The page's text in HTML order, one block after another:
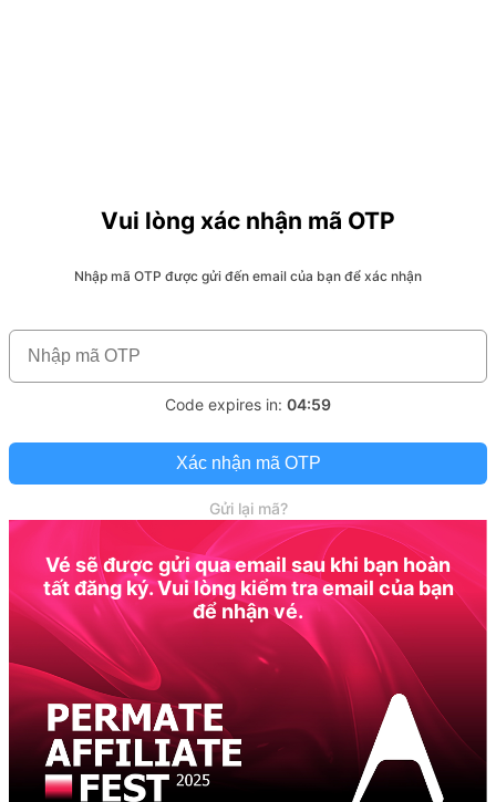
Vui lòng xác nhận mã OTP
Nhập mã OTP được gửi đến email của bạn để xác nhận
Code expires in: 04:59
Xác nhận mã OTP
Gửi lại mã?
Vé sẽ được gửi qua email sau khi bạn hoàn
tất đăng ký. Vui lòng kiểm tra email của bạn
để nhận vé.